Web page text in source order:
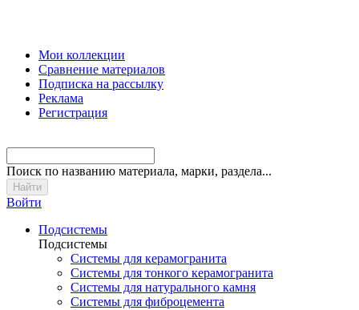
Мои коллекции
Сравнение материалов
Подписка на рассылку
Реклама
Регистрация
Поиск по названию материала, марки, раздела...
Войти
Подсистемы
Подсистемы
Системы для керамогранита
Системы для тонкого керамогранита
Системы для натурального камня
Системы для фиброцемента